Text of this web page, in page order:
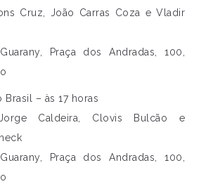
Cruz, João Carras Coza e Vladir
Praça dos Andradas, 100,
– às 17 horas
Caldeira, Clovis Bulcão e
Praça dos Andradas, 100,